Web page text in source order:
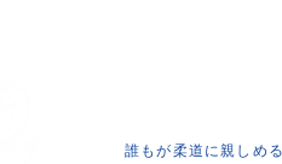
誰もが柔道に親しめ